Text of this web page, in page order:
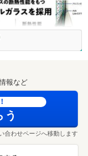
ガラス
報など
う
合わせページへ移動します